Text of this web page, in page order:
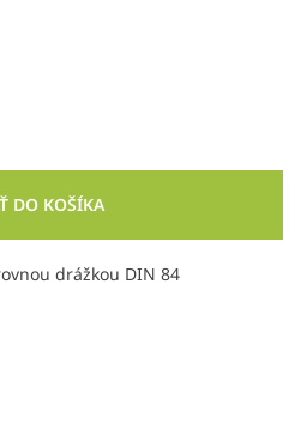
DO KOŠÍKA
drážkou DIN 84